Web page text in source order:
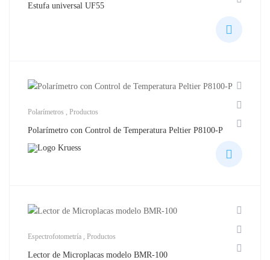
Estufa universal UF55
Polarímetros , Productos
Polarímetro con Control de Temperatura Peltier P8100-P
Espectrofotometría , Productos
Lector de Microplacas modelo BMR-100